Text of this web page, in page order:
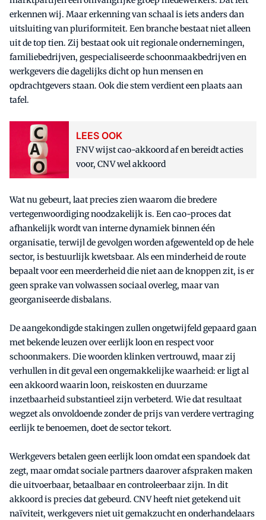
erkennen wij. Maar erkenning van schaal is iets anders dan
uitsluiting van pluriformiteit. Een branche bestaat niet alleen
uit de top tien. Zij bestaat ook uit regionale ondernemingen,
familiebedrijven, gespecialiseerde schoonmaakbedrijven en
werkgevers die dagelijks dicht op hun mensen en
opdrachtgevers staan. Ook die stem verdient een plaats aan
tafel.
LEES OOK
FNV wijst cao-akkoord af en bereidt acties
voor, CNV wel akkoord
Wat nu gebeurt, laat precies zien waarom die bredere
vertegenwoordiging noodzakelijk is. Een cao-proces dat
afhankelijk wordt van interne dynamiek binnen één
organisatie, terwijl de gevolgen worden afgewenteld op de hele
sector, is bestuurlijk kwetsbaar. Als een minderheid de route
bepaalt voor een meerderheid die niet aan de knoppen zit, is er
geen sprake van volwassen sociaal overleg, maar van
georganiseerde disbalans.
De aangekondigde stakingen zullen ongetwijfeld gepaard gaan
met bekende leuzen over eerlijk loon en respect voor
schoonmakers. Die woorden klinken vertrouwd, maar zij
verhullen in dit geval een ongemakkelijke waarheid: er ligt al
een akkoord waarin loon, reiskosten en duurzame
inzetbaarheid substantieel zijn verbeterd. Wie dat resultaat
wegzet als onvoldoende zonder de prijs van verdere vertraging
eerlijk te benoemen, doet de sector tekort.
Werkgevers betalen geen eerlijk loon omdat een spandoek dat
zegt, maar omdat sociale partners daarover afspraken maken
die uitvoerbaar, betaalbaar en controleerbaar zijn. In dit
akkoord is precies dat gebeurd. CNV heeft niet getekend uit
naïviteit, werkgevers niet uit gemakzucht en onderhandelaars